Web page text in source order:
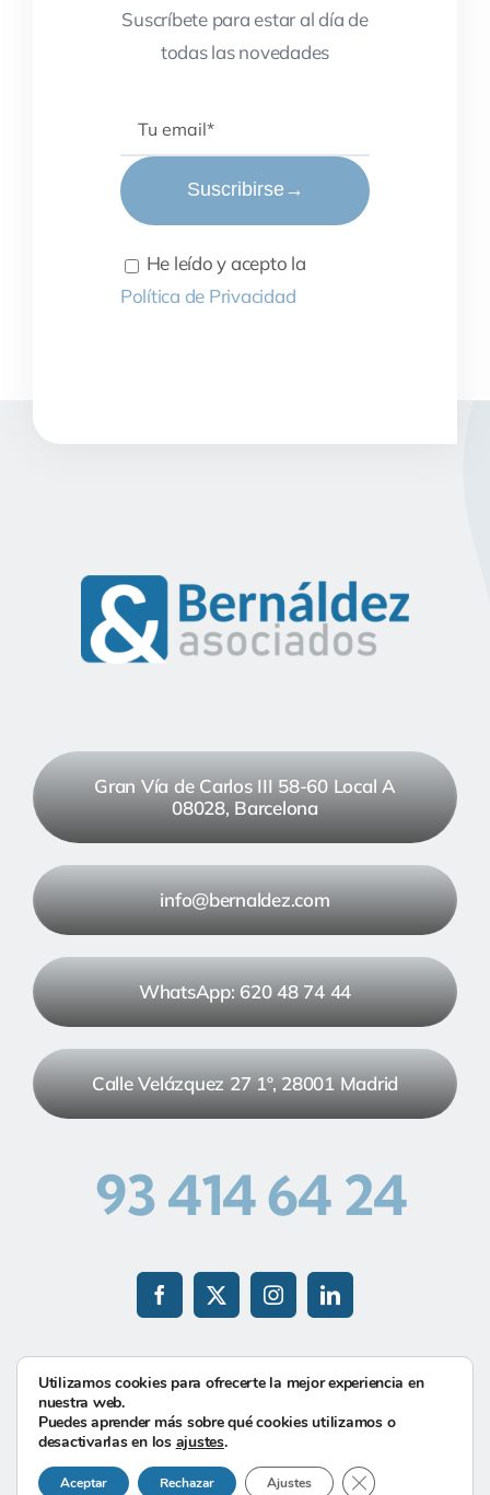
Suscríbete para estar al día de
todas las novedades
Suscribirse→
He leído y acepto la
Política de Privacidad
Gran Vía de Carlos III 58-60 Local A
08028, Barcelona
info@bernaldez.com
WhatsApp: 620 48 74 44
Calle Velázquez 27 1º, 28001 Madrid
93 414 64 24
©-2026Hecha con por Guia33 SL
derechos reservados |Política de Privacidad
Utilizamos cookies para ofrecerte la mejor experiencia en
nuestra web.
Puedes aprender más sobre qué cookies utilizamos o
desactivarlas en los ajustes.
Aceptar Rechazar Ajustes Cerrar el banner